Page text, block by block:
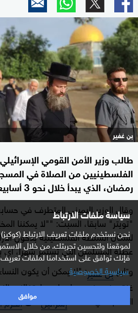
سياسة ملفات الارتباط
نحن نستخدم ملفات تعريف الارتباط
لموقعنا ولتحسين تجربتك. من خلال
فإنك توافق على استخدامنا لملفات تعريف
سياسية الخصوصية
موافق
بن غفير
طالب وزير الأمن القومي
الفلسطينيين من الصلاة في
رمضان، الذي يبدأ خلال نحو 3 أسابيع.
وقال الوزير اليميني المتطرف في
"تويتر" سابقا، السبت: ""لا يمكننا
لسكان السلطة الفلسطينية بدخول
عطلة المسلمين التي تستمر شهرا،
وتابعبن غفير: "لا يمكن أن يكون
غزة، ونحن نسمح لحماس باحتفالات
الاسم الذي تطلقه إسرائيل على